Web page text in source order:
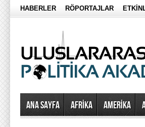
HABERLER RÖPORTAJLAR
Ana Sayfa AFRİKA AMERİKA